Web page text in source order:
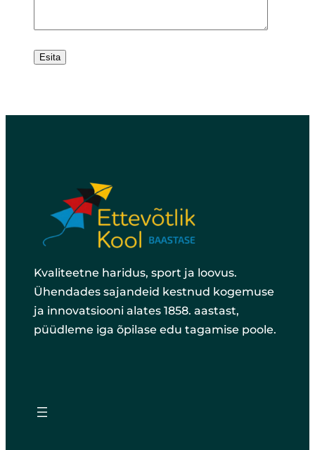
Kvaliteetne haridus, sport ja loovus.
Ühendades sajandeid kestnud kogemuse
ja innovatsiooni alates 1858. aastast,
püüdleme iga õpilase edu tagamise poole.